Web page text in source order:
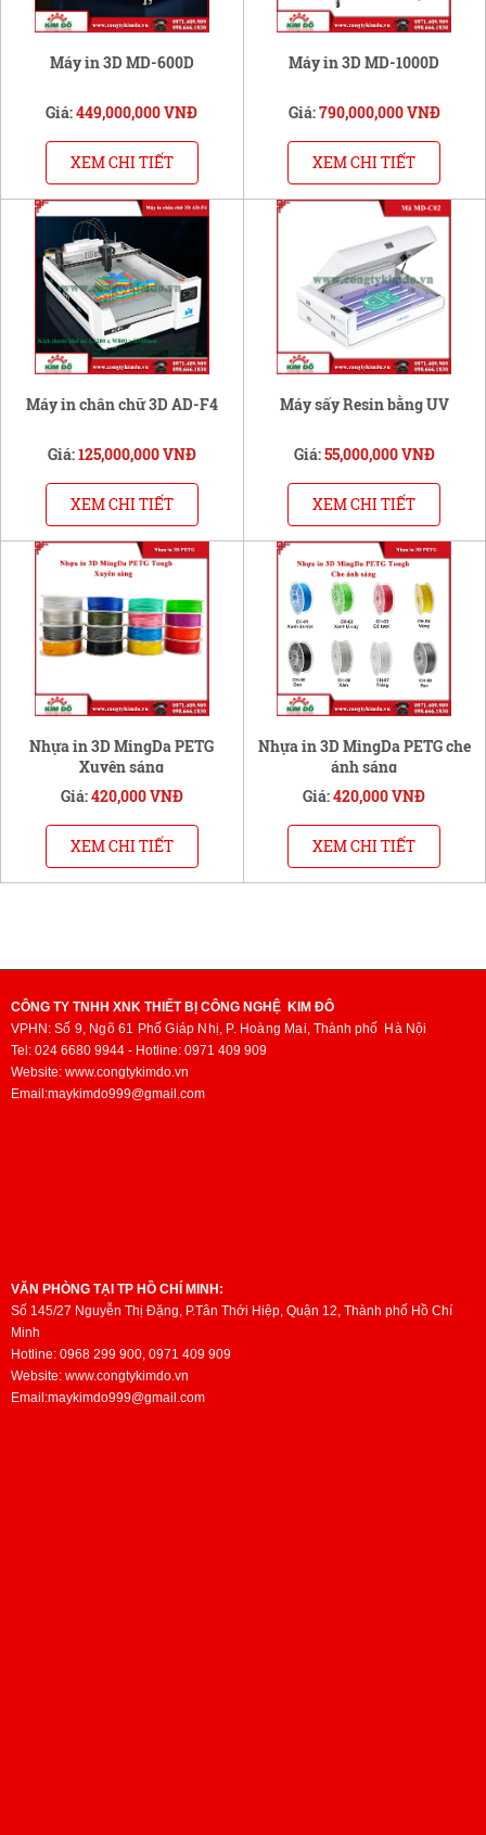
Máy in 3D MD-600D
Giá:449,000,000 VNĐ
XEM CHI TIẾT
Máy in 3D MD-1000D
Giá:790,000,000 VNĐ
XEM CHI TIẾT
Máy in chân chữ 3D AD-F4
Giá:125,000,000 VNĐ
XEM CHI TIẾT
Máy sấy Resin bằng UV
Giá:55,000,000 VNĐ
XEM CHI TIẾT
Nhựa in 3D MingDa PETG
Xuyên sáng
Giá:420,000 VNĐ
XEM CHI TIẾT
Nhựa in 3D MingDa PETG che
ánh sáng
Giá:420,000 VNĐ
XEM CHI TIẾT
CÔNG TY TNHH XNK THIẾT BỊ CÔNG NGHỆ KIM ĐÔ
VPHN: Số 9, Ngõ 61 Phố Giáp Nhị, P. Hoàng Mai,Thành phố Hà Nội
Tel: 024 6680 9944 - Hotline: 0971 409 909
Website: www.congtykimdo.vn
Email:maykimdo999@gmail.com
VĂN PHÒNG TẠI TP HỒ CHÍ MINH:
Số 145/27 Nguyễn Thị Đặng, P.Tân Thới Hiệp, Quận 12, Thành phố Hồ Chí
Minh
Hotline: 0968 299 900, 0971 409 909
Website: www.congtykimdo.vn
Email:maykimdo999@gmail.com